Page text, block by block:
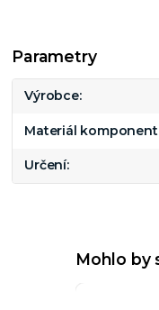
Parametry
Výrobce
Materiál komponent
Určení
Mohlo by